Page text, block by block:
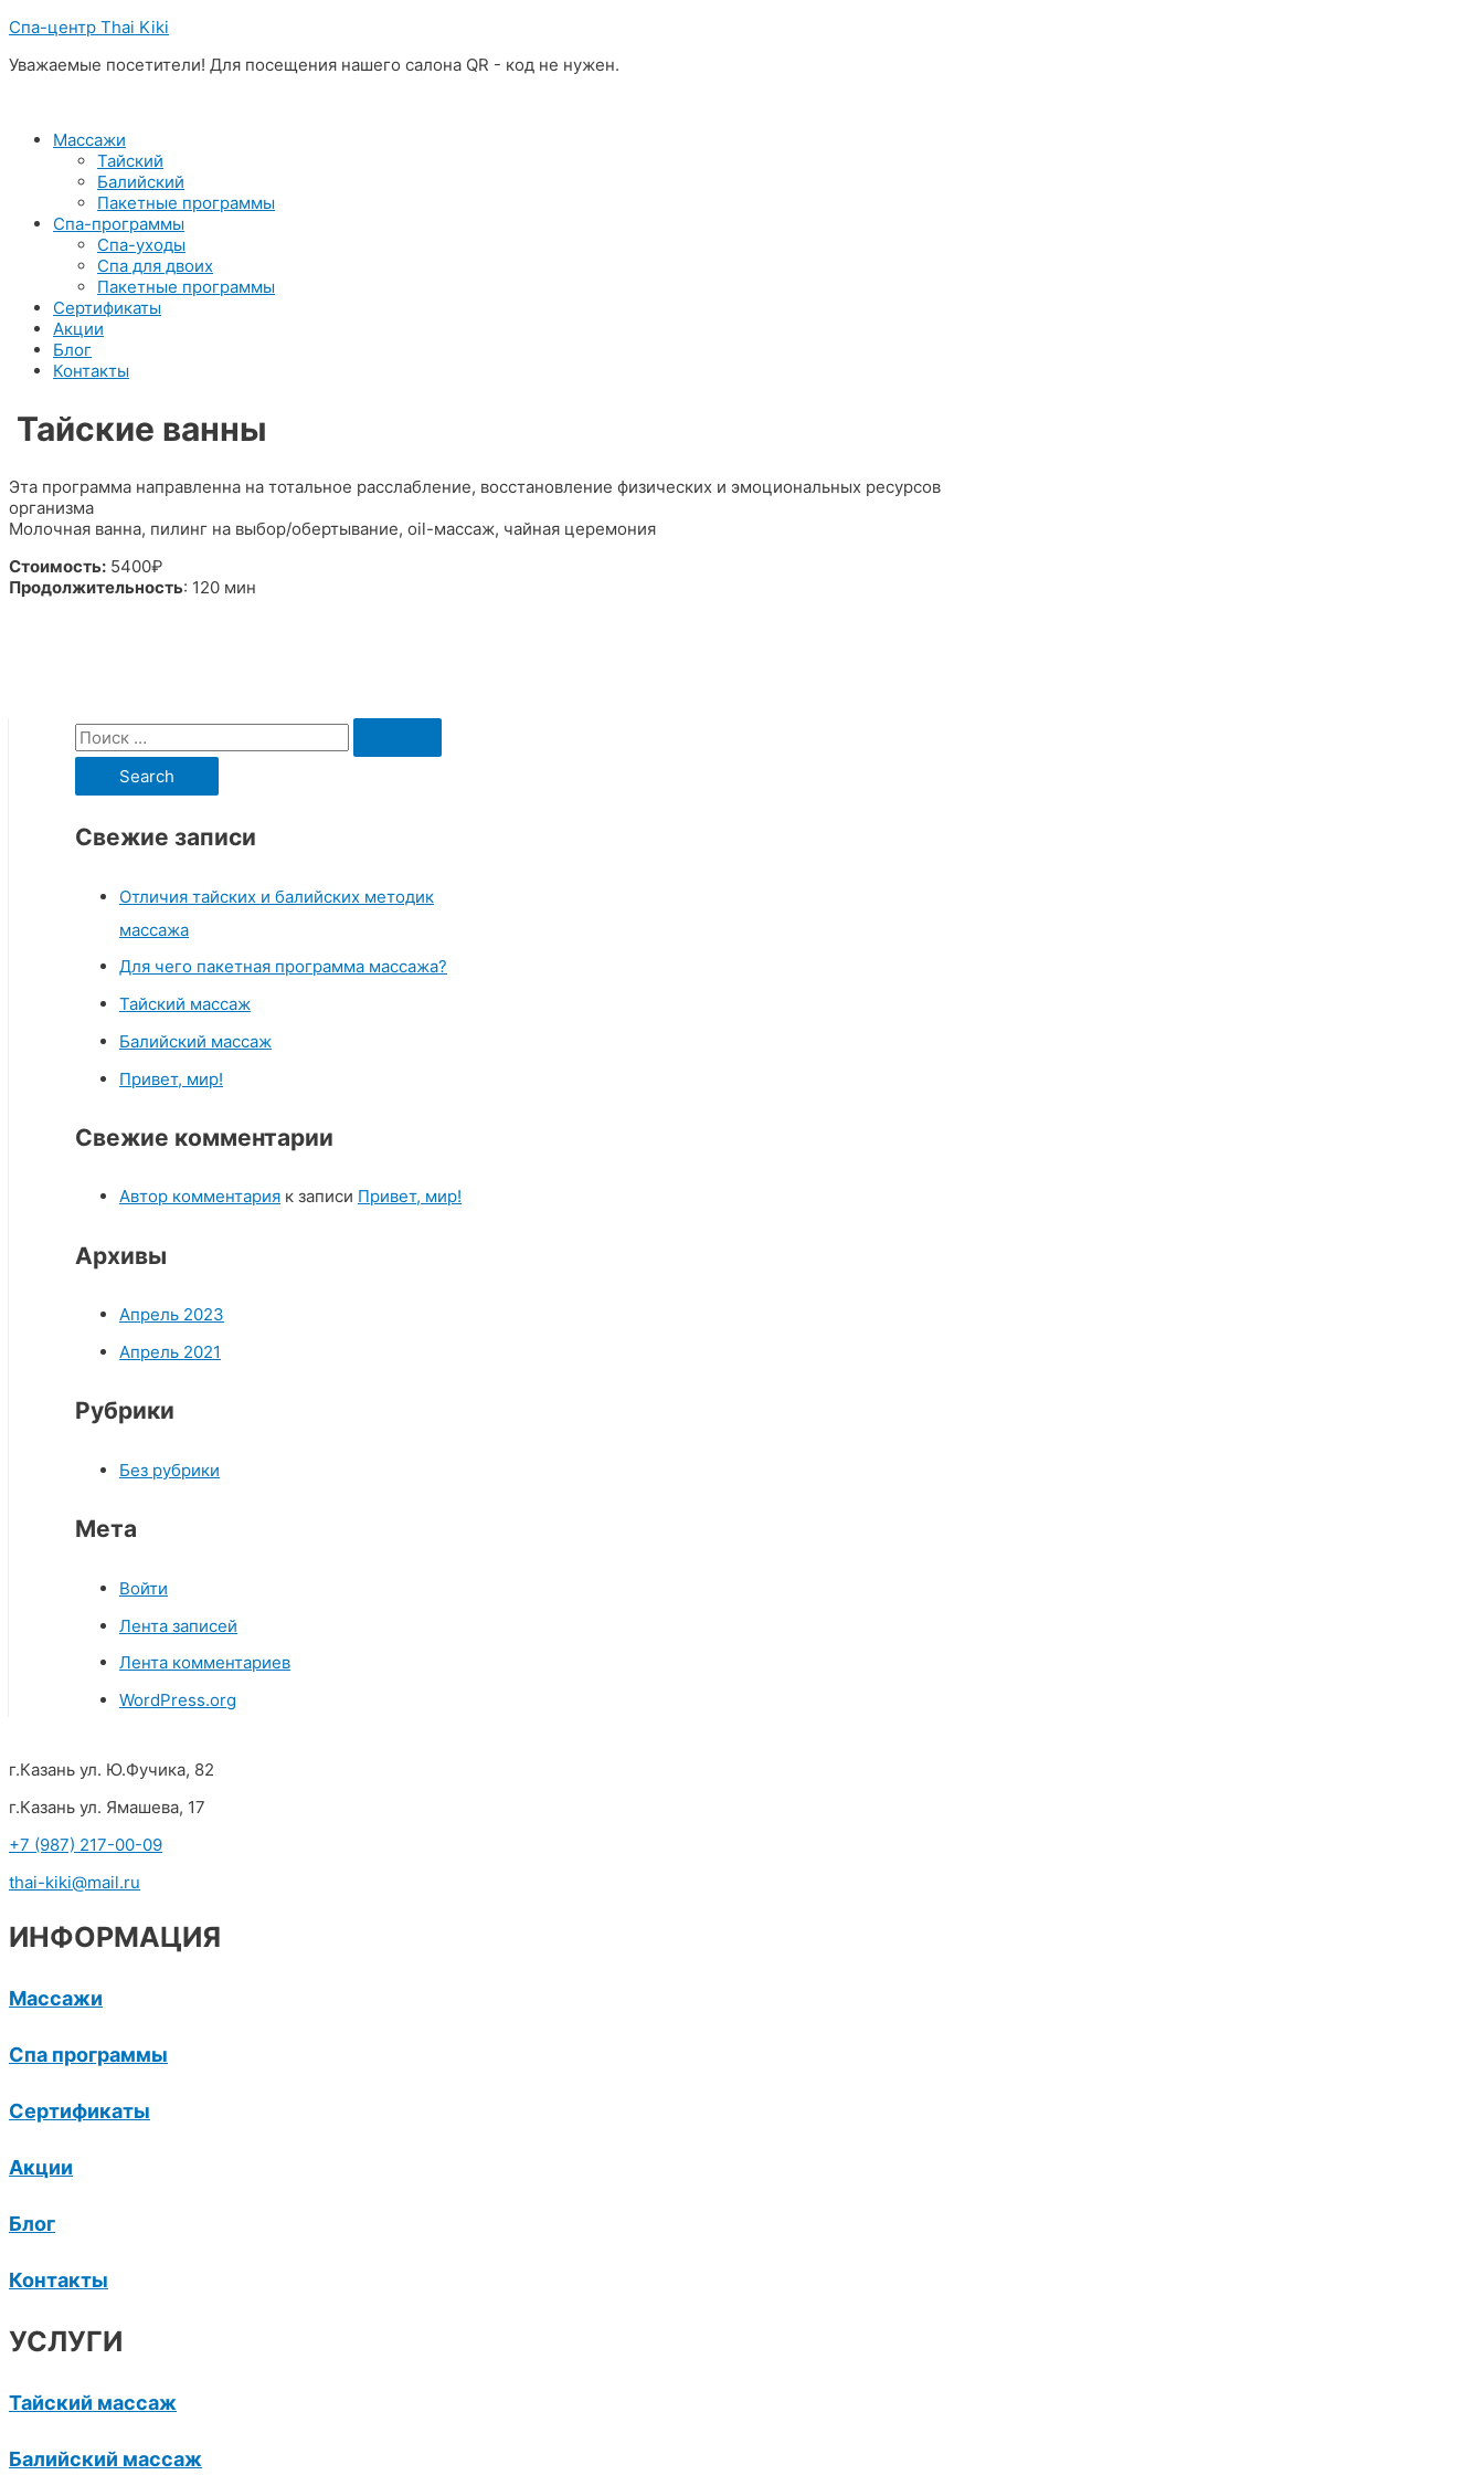
Перейти
содержимому
Спа-центр Thai Kiki
Уважаемые посетители! Для посещения нашего салона QR - код не нужен.
Массажи
Тайский
Балийский
Пакетные программы
Спа-программы
Спа-уходы
Спа для двоих
Пакетные программы
Сертификаты
Акции
Блог
Контакты
Тайские ванны
Эта программа направленна на тотальное расслабление, восстановление физических и эмоциональных ресурсов
организма
Молочная ванна, пилинг на выбор/обертывание, oil-массаж, чайная церемония
Стоимость: 5400₽
Продолжительность: 120 мин
S
e
a
rСвежие записи
Отличия тайских и балийских методик
массажа
Для чего пакетная программа массажа?
Тайский массаж
Балийский массаж
Привет, мир!
Свежие комментарии
Автор комментария к записи Привет, мир!
Архивы
Апрель 2023
Апрель 2021
Рубрики
Без рубрики
Мета
Войти
Лента записей
Лента комментариев
WordPress.org
г.Казань ул. Ю.Фучика, 82
г.Казань ул. Ямашева, 17
+7 (987) 217-00-09
thai-kiki@mail.ru
ИНФОРМАЦИЯ
Массажи
Спа программы
Сертификаты
Акции
Блог
Контакты
УСЛУГИ
Тайский массаж
Балийский массаж